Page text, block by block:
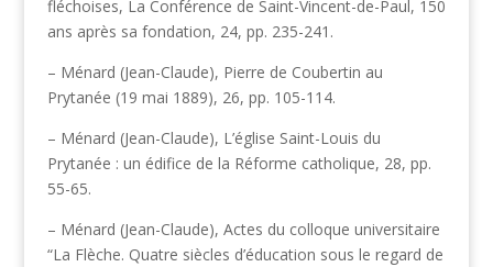
fléchoises, La Conférence de Saint-Vincent-de-Paul, 150
ans après sa fondation, 24, pp. 235-241.
– Ménard (Jean-Claude), Pierre de Coubertin au
Prytanée (19 mai 1889), 26, pp. 105-114.
– Ménard (Jean-Claude), L’église Saint-Louis du
Prytanée : un édifice de la Réforme catholique, 28, pp.
55-65.
– Ménard (Jean-Claude), Actes du colloque universitaire
“La Flèche. Quatre siècles d’éducation sous le regard de